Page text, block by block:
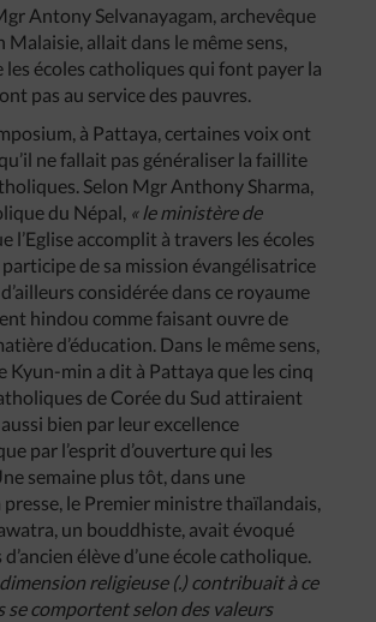
Antony Selvanayagam, archevêque
Malaisie, allait dans le même sens,
écoles catholiques qui font payer la
pas au service des pauvres.
à Pattaya, certaines voix ont
ne fallait pas généraliser la faillite
Selon Mgr Anthony Sharma,
du Népal, « le ministère de
l’Eglise accomplit à travers les écoles
participe de sa mission évangélisatrice
d’ailleurs considérée dans ce royaume
hindou comme faisant ouvre de
d’éducation. Dans le même sens,
Kyun-min a dit à Pattaya que les cinq
de Corée du Sud attiraient
bien par leur excellence
par l’esprit d’ouverture qui les
semaine plus tôt, dans une
le Premier ministre thaïlandais,
un bouddhiste, avait évoqué
élève d’une école catholique.
dimension religieuse (.) contribuait à ce
se comportent selon des valeurs